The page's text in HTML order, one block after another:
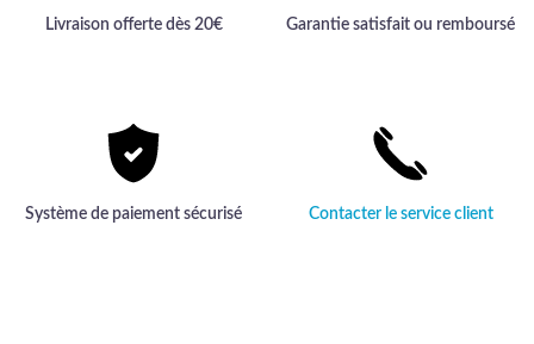
Livraison offerte dès 20€ Garantie satisfait ou remboursé
Système de paiement sécurisé Contacter le service client